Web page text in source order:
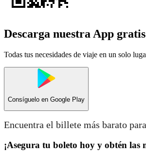
Descarga nuestra App gratis
Todas tus necesidades de viaje en un solo
Consíguelo en Google Play
Encuentra el billete más barato
¡Asegura tu boleto hoy y obtén las